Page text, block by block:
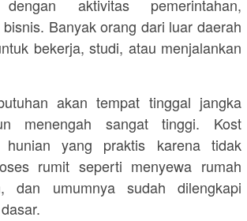
aktivitas pemerintahan,
Banyak orang dari luar daerah
bekerja, studi, atau menjalankan
akan tempat tinggal jangka
menengah sangat tinggi. Kost
hunian yang praktis karena tidak
rumit seperti menyewa rumah
dan umumnya sudah dilengkapi